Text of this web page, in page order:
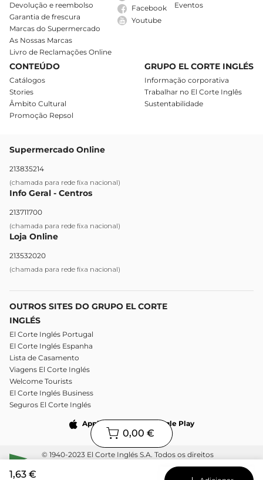
1,63 €
Devolução e reembolso
Garantia de frescura
Marcas do Supermercado
As Nossas Marcas
Livro de Reclamações Online
Facebook
Youtube
Eventos
CONTEÚDO
Catálogos
Stories
Âmbito Cultural
Promoção Repsol
GRUPO EL CORTE INGLÉS
Informação corporativa
Trabalhar no El Corte Inglês
Sustentabilidade
Supermercado Online
213835214
(chamada para rede fixa nacional)
Info Geral - Centros
213711700
(chamada para rede fixa nacional)
Loja Online
213532020
(chamada para rede fixa nacional)
OUTROS SITES DO GRUPO EL CORTE
INGLÉS
El Corte Inglés Portugal
El Corte Inglés Espanha
Lista de Casamento
Viagens El Corte Inglés
Welcome Tourists
El Corte Inglés Business
Seguros El Corte Inglés
Apple Store Google Play
© 1940-2023 El Corte Inglés S.A. Todos os direitos
Condições de utilização
Política de privacidade
0,00 €